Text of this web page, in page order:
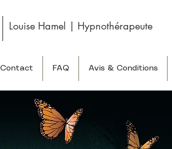
Louise Hamel | Hypnothérapeute
Contact FAQ Avis & Conditions